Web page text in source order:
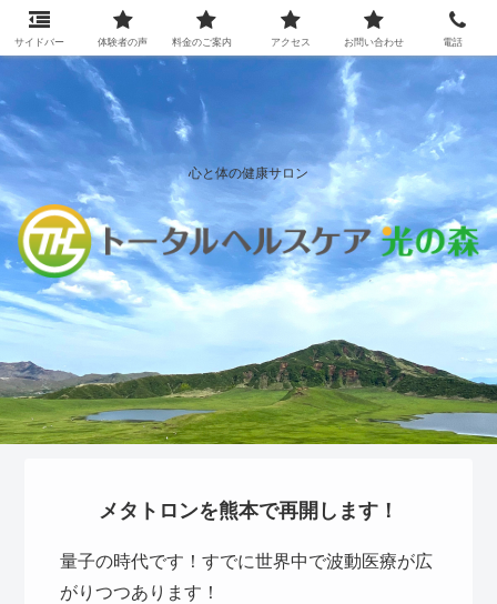
心と体の健康サロン
メタトロンを熊本で再開します！
量子の時代です！すでに世界中で波動医療が広
がりつつあります！
サイドバー 体験者の声 料金のご案内 アクセス お問い合わせ 電話